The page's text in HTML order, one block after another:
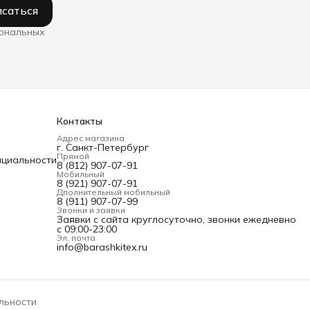
Контакты
Адрес магазина
г. Санкт-Петербург
Прямой
8 (812) 907-07-91
Мобильный
8 (921) 907-07-91
Дполнительный мобильный
8 (911) 907-07-99
Звонки и заявки
Заявки с сайта круглосуточно, звонки ежедневно
с 09:00-23:00
Эл. почта
info@barashkitex.ru